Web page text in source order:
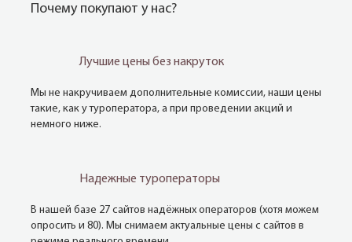
Почему покупают у нас?
Лучшие цены без накруток
Мы не накручиваем дополнительные комиссии, наши цены
такие, как у туроператора, а при проведении акций и
немного ниже.
Надежные туроператоры
В нашей базе 27 сайтов надёжных операторов (хотя можем
опросить и 80). Мы снимаем актуальные цены с сайтов в